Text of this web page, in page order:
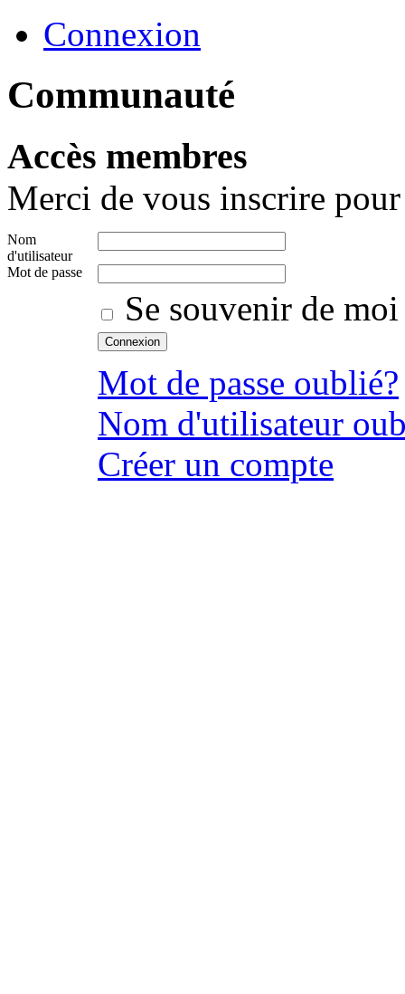
Connexion
Communauté
Accès membres
Merci de vous inscrire
Nom
d'utilisateur
Mot de passe
Se souvenir de moi
Mot de passe oublié?
Nom d'utilisateur
Créer un compte